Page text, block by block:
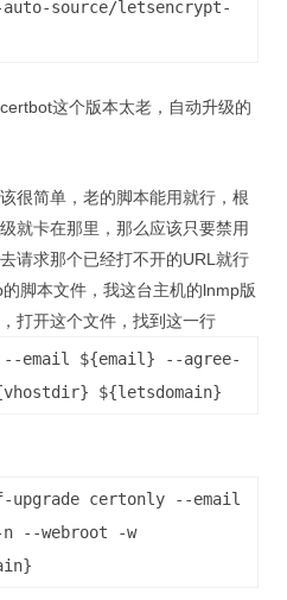
source/letsencrypt-
这个版本太老，自动升级的
很简单，老的脚本能用就行，根
就卡在那里，那么应该只要禁用
请求那个已经打不开的URL就行
脚本文件，我这台主机的lnmp版
打开这个文件，找到这一行
email ${email} --agree-
${letsdomain}
certonly --email
--webroot -w